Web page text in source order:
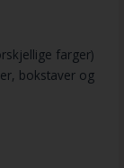
farger)
bokstaver og